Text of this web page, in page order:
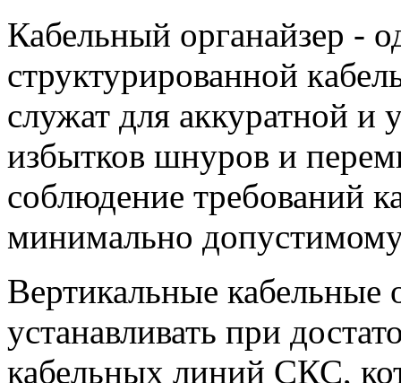
Кабельный органайзер -
структурирoванной
служат для аккуратной и
избытков шнуров и
соблюдение требований
минимально
Вертикальные кабельные
устанавливать при
кабельных линий СКС,